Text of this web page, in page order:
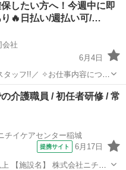
よみうりランド駅 【雇用
したい方へ！今週中に即
🔥日払い/週払い可/…
会社
6月4日
事内容につい
▽
上がった製品を目視などで検
介護職員 / 初任者研修 / 常
チイケアセンター稲城
提携サイト 6月17日
イ